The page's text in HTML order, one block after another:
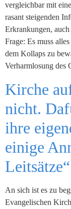
vergleichbar mit
rasant steigenden
Erkrankungen,
Frage: Es muss
dem Kollaps zu
Verharmlosung
Kirche
nicht.
ihre
einige
An sich ist es zu
Evangelischen